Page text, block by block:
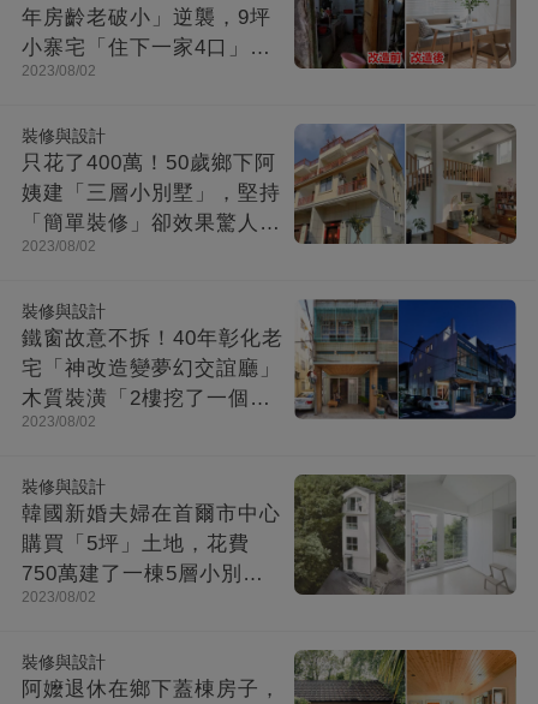
年房齡老破小」逆襲，9坪
小寨宅「住下一家4口」，
收納超強超舒適
2023/08/02
裝修與設計
只花了400萬！50歲鄉下阿
姨建「三層小別墅」，堅持
「簡單裝修」卻效果驚人：
一進屋就療愈了
2023/08/02
裝修與設計
鐵窗故意不拆！40年彰化老
宅「神改造變夢幻交誼廳」
木質裝潢「2樓挖了一個大
洞」走上樓美翻
2023/08/02
裝修與設計
韓國新婚夫婦在首爾市中心
購買「5坪」土地，花費
750萬建了一棟5層小別
墅：小房子卻幸福感爆棚
2023/08/02
裝修與設計
阿嬤退休在鄉下蓋棟房子，